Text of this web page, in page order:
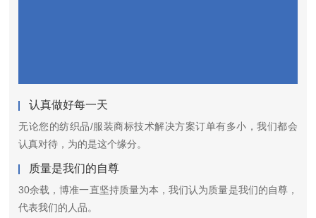
认真做好每一天
无论您的纺织品/服装商标技术解决方案订单有多小，我们都会
认真对待，为的是这个缘分。
质量是我们的自尊
30余载，博准一直坚持质量为本，我们认为质量是我们的自尊，
代表我们的人品。